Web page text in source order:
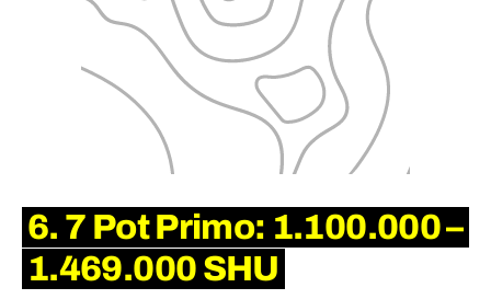
6. 7 Pot Primo: 1.100.000 –
1.469.000 SHU